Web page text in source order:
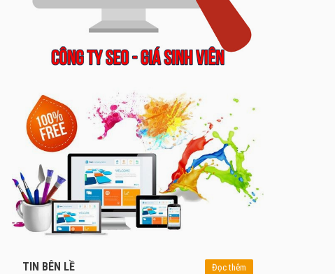
TIN BÊN LỀ Đọc thêm